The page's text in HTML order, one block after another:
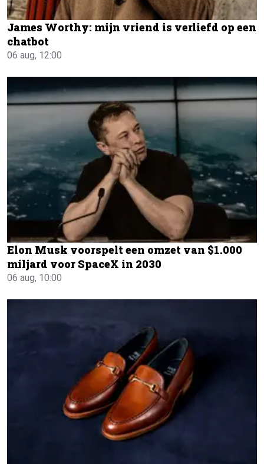
James Worthy: mijn vriend is verliefd op een
chatbot
06 aug, 12:00
Elon Musk voorspelt een omzet van $1.000
miljard voor SpaceX in 2030
06 aug, 10:00